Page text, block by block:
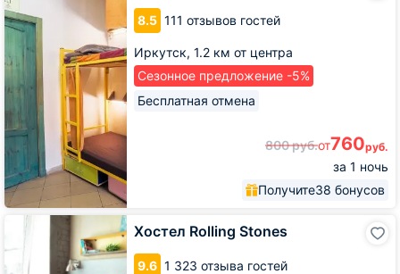
8.5 111 отзывов гостей
Иркутск, 1.2 км от центра
Сезонное предложение -5%
Бесплатная отмена
800руб.от760руб.
за 1 ночь
Получите38 бонусов
Хостел Rolling Stones
9.6 1 323 отзыва гостей
Stones